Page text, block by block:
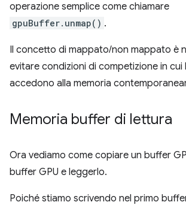
operazione semplice come chiamare
gpuBuffer.unmap() .
Il concetto di mappato/non mappato è
evitare condizioni di competizione in cui
accedono alla memoria
Memoria buffer di lettura
Ora vediamo come copiare un buffer
buffer GPU e leggerlo.
Poiché stiamo scrivendo nel primo